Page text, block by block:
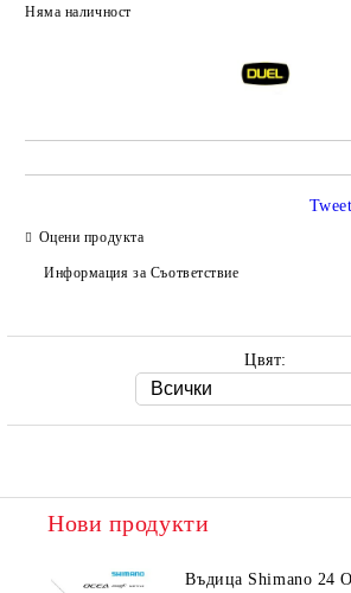
Няма наличност
Оцени продукта
Информация за Съответствие
Tweet
Цвят:
Нови продукти
Въдица Shimano 24